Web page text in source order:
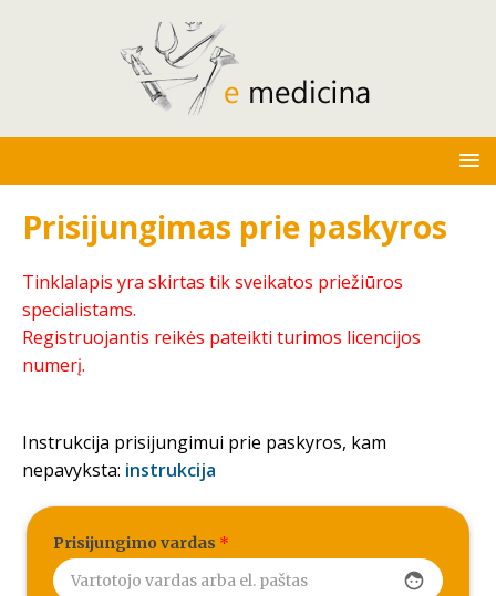
Prisijungimas prie paskyros
Tinklalapis yra skirtas tik sveikatos priežiūros
specialistams.
Registruojantis reikės pateikti turimos licencijos
numerį.
Instrukcija prisijungimui prie paskyros, kam
nepavyksta: instrukcija
Prisijungimo vardas *
face